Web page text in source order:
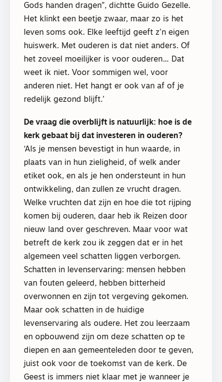
Gods handen dragen”, dichtte Guido Gezelle.
Het klinkt een beetje zwaar, maar zo is het
leven soms ook. Elke leeftijd geeft z’n eigen
huiswerk. Met ouderen is dat niet anders. Of
het zoveel moeilijker is voor ouderen… Dat
weet ik niet. Voor sommigen wel, voor
anderen niet. Het hangt er ook van af of je
redelijk gezond blijft.’
De vraag die overblijft is natuurlijk: hoe is de
kerk gebaat bij dat investeren in ouderen?
‘Als je mensen bevestigt in hun waarde, in
plaats van in hun zieligheid, of welk ander
etiket ook, en als je hen ondersteunt in hun
ontwikkeling, dan zullen ze vrucht dragen.
Welke vruchten dat zijn en hoe die tot rijping
komen bij ouderen, daar heb ik Reizen door
nieuw land over geschreven. Maar voor wat
betreft de kerk zou ik zeggen dat er in het
algemeen veel schatten liggen verborgen.
Schatten in levenservaring: mensen hebben
van fouten geleerd, hebben bitterheid
overwonnen en zijn tot vergeving gekomen.
Maar ook schatten in de huidige
levenservaring als oudere. Het zou leerzaam
en opbouwend zijn om deze schatten op te
diepen en aan gemeenteleden door te geven,
juist ook voor de toekomst van de kerk. De
Geest is immers niet klaar met je wanneer je